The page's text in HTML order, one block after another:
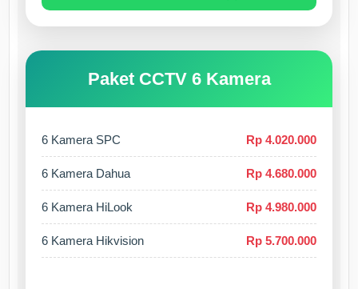
Paket CCTV 6 Kamera
6 Kamera SPC Rp 4.020.000
6 Kamera Dahua Rp 4.680.000
6 Kamera HiLook Rp 4.980.000
6 Kamera Hikvision Rp 5.700.000